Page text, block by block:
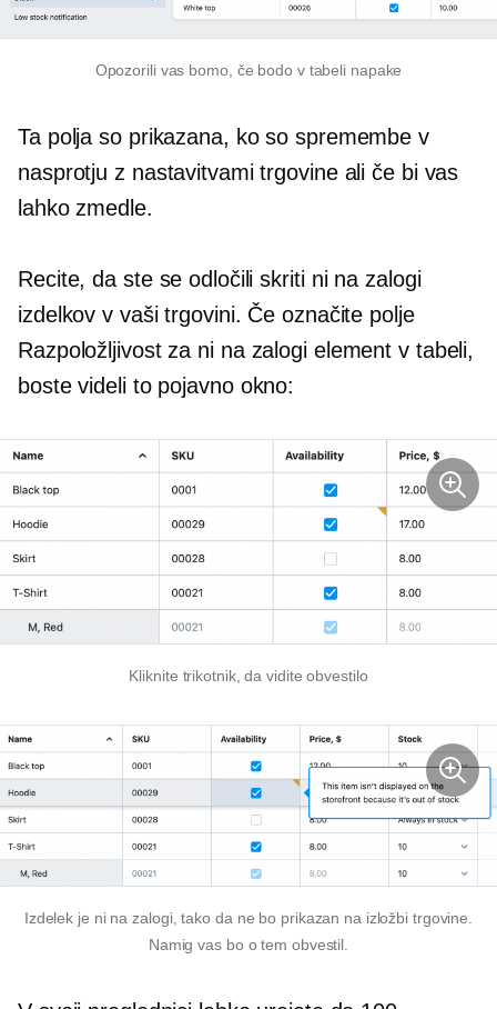
Opozorili vas bomo, če bodo v tabeli napake
Ta polja so prikazana, ko so spremembe v
nasprotju z nastavitvami trgovine ali če bi vas
lahko zmedle.
Recite, da ste se odločili skriti ni na zalogi
izdelkov v vaši trgovini. Če označite polje
Razpoložljivost za ni na zalogielement v tabeli,
boste videli to pojavno okno:
Kliknite trikotnik, da vidite obvestilo
Izdelek je ni na zalogi, tako da ne bo prikazan na izložbi trgovine.
Namig vas bo o tem obvestil.